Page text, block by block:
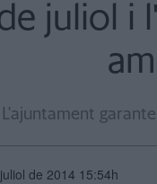
juliol i
L'ajuntament
de 2014 15:54h